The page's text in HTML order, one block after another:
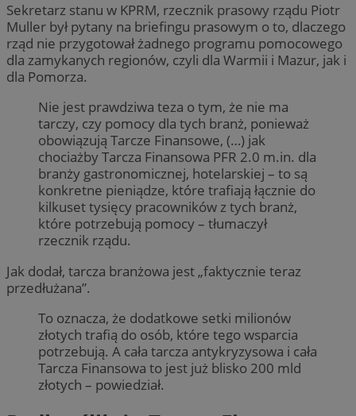
Sekretarz stanu w KPRM, rzecznik prasowy rządu Piotr
Muller był pytany na briefingu prasowym o to, dlaczego
rząd nie przygotował żadnego programu pomocowego
dla zamykanych regionów, czyli dla Warmii i Mazur, jak i
dla Pomorza.
Nie jest prawdziwa teza o tym, że nie ma
tarczy, czy pomocy dla tych branż, ponieważ
obowiązują Tarcze Finansowe, (…) jak
chociażby Tarcza Finansowa PFR 2.0 m.in. dla
branży gastronomicznej, hotelarskiej – to są
konkretne pieniądze, które trafiają łącznie do
kilkuset tysięcy pracowników z tych branż,
które potrzebują pomocy – tłumaczył
rzecznik rządu.
Jak dodał, tarcza branżowa jest „faktycznie teraz
przedłużana”.
To oznacza, że dodatkowe setki milionów
złotych trafią do osób, które tego wsparcia
potrzebują. A cała tarcza antykryzysowa i cała
Tarcza Finansowa to jest już blisko 200 mld
złotych – powiedział.